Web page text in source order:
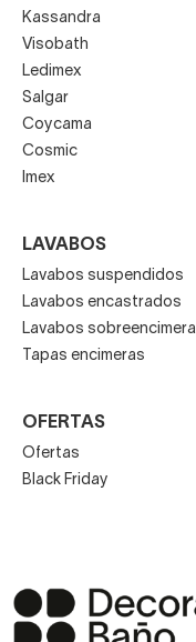
Kassandra
Visobath
Ledimex
Salgar
Coycama
Cosmic
Imex
LAVABOS
Lavabos suspendidos
Lavabos encastrados
Lavabos sobreencimera
Tapas encimeras
OFERTAS
Ofertas
Black Friday